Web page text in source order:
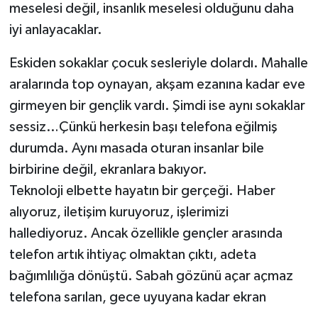
meselesi değil, insanlık meselesi olduğunu daha
iyi anlayacaklar.
Eskiden sokaklar çocuk sesleriyle dolardı. Mahalle
aralarında top oynayan, akşam ezanına kadar eve
girmeyen bir gençlik vardı. Şimdi ise aynı sokaklar
sessiz…Çünkü herkesin başı telefona eğilmiş
durumda. Aynı masada oturan insanlar bile
birbirine değil, ekranlara bakıyor.
Teknoloji elbette hayatın bir gerçeği. Haber
alıyoruz, iletişim kuruyoruz, işlerimizi
hallediyoruz. Ancak özellikle gençler arasında
telefon artık ihtiyaç olmaktan çıktı, adeta
bağımlılığa dönüştü. Sabah gözünü açar açmaz
telefona sarılan, gece uyuyana kadar ekran